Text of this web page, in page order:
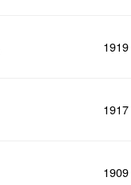
1919
1917
1909